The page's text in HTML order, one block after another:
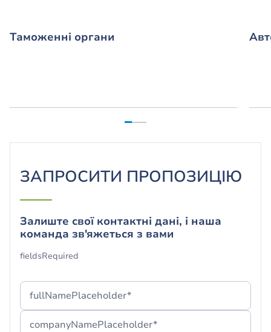
Таможенні органи
ЗАПРОСИТИ ПРОПОЗИЦІЮ
fullNamePlaceholder*
companyNamePlaceholder*
Залиште свої контактні дані, і наша
команда зв'яжеться з вами
fieldsRequired
Форму успішно надіслано!